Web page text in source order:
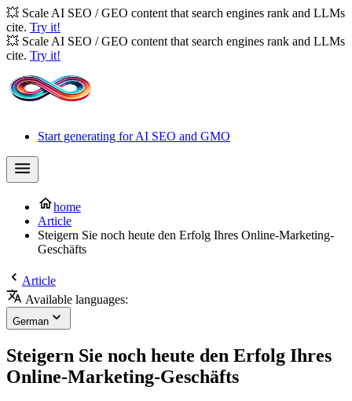
💥 Scale AI SEO / GEO content that search engines rank and LLMs
cite. Try it!
💥 Scale AI SEO / GEO content that search engines rank and LLMs
cite. Try it!
Start generating for AI SEO and GMO
home
Article
Steigern Sie noch heute den Erfolg Ihres Online-Marketing-
Geschäfts
Article
Available languages:
German
Steigern Sie noch heute den Erfolg Ihres
Online-Marketing-Geschäfts